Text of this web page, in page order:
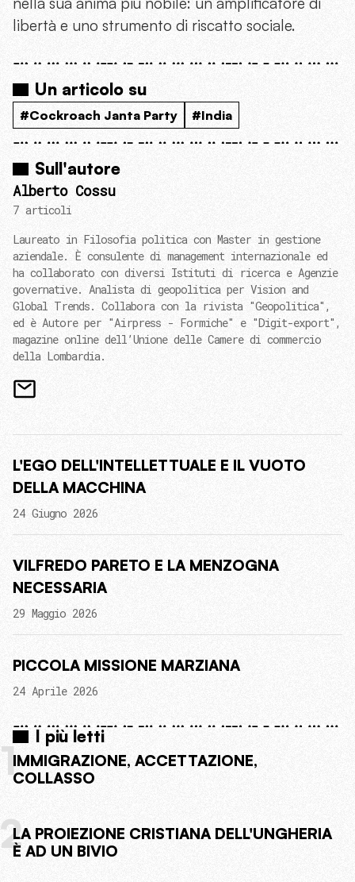
libertà e uno strumento di riscatto sociale.
Un articolo su
#Cockroach Janta Party #India
Sull'autore
Alberto Cossu
7 articoli
Laureato in Filosofia politica con Master in gestione
aziendale. È consulente di management internazionale ed
ha collaborato con diversi Istituti di ricerca e Agenzie
governative. Analista di geopolitica per Vision and
Global Trends. Collabora con la rivista "Geopolitica",
ed è Autore per "Airpress - Formiche" e "Digit-export",
magazine online dell’Unione delle Camere di commercio
della Lombardia.
L'EGO DELL'INTELLETTUALE E IL VUOTO
DELLA MACCHINA
24 Giugno 2026
VILFREDO PARETO E LA MENZOGNA
NECESSARIA
29 Maggio 2026
PICCOLA MISSIONE MARZIANA
24 Aprile 2026
I più letti
1IMMIGRAZIONE, ACCETTAZIONE,
COLLASSO
2LA PROIEZIONE CRISTIANA DELL'UNGHERIA
È AD UN BIVIO